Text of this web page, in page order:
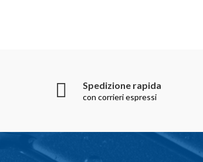
Spedizione rapida
con corrieri espressi